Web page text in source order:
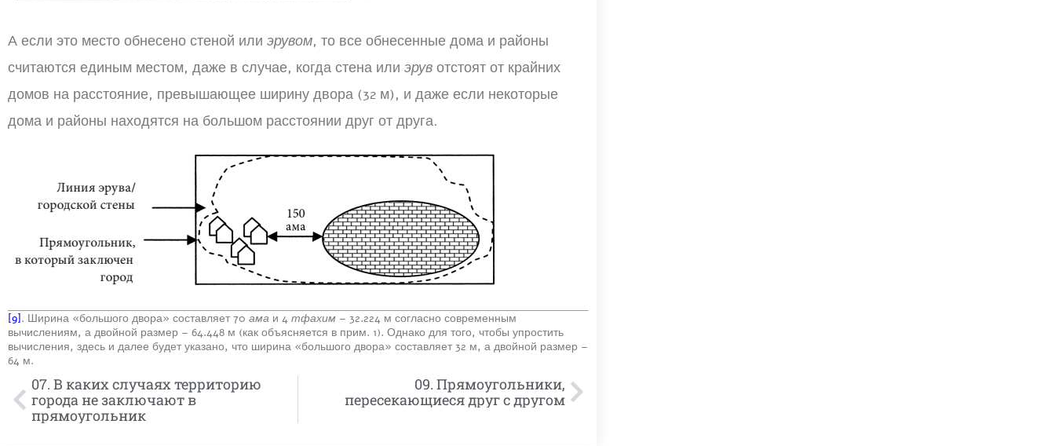
А если это место обнесено стеной или эрувом, то все обнесенные дома и районы
считаются единым местом, даже в случае, когда стена или эрув отстоят от крайних
домов на расстояние, превышающее ширину двора (32 м), и даже если некоторые
дома и районы находятся на большом расстоянии друг от друга.
[9]. Ширина «большого двора» составляет 70 ама и 4 тфахим – 32.224 м согласно современным
вычислениям, а двойной размер – 64.448 м (как объясняется в прим. 1). Однако для того, чтобы упростить
вычисления, здесь и далее будет указано, что ширина «большого двора» составляет 32 м, а двойной размер –
64 м.
07. В каких случаях территорию
города не заключают в
прямоугольник
09. Прямоугольники,
пересекающиеся друг с другом